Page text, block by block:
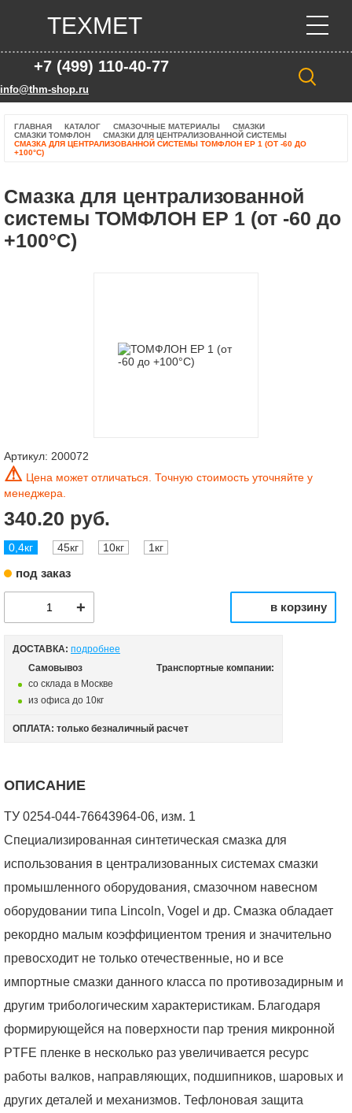
ТЕХМЕТ
+7 (499) 110-40-77
info@thm-shop.ru
ГЛАВНАЯ КАТАЛОГ СМАЗОЧНЫЕ МАТЕРИАЛЫ
СМАЗКИ
СМАЗКИ ТОМФЛОН
СМАЗКИ ДЛЯ ЦЕНТРАЛИЗОВАННОЙ СИСТЕМЫ
СМАЗКА ДЛЯ ЦЕНТРАЛИЗОВАННОЙ СИСТЕМЫ ТОМФЛОН EP 1 (ОТ -60 ДО
+100°C)
Смазка для централизованной
системы ТОМФЛОН EP 1 (от -60 до
+100°C)
Артикул: 200072
⚠ Цена может отличаться. Точную стоимость уточняйте у
менеджера.
340.20 руб.
0,4кг 45кг 10кг 1кг
под заказ
в корзину
ДОСТАВКА: подробнее
Самовывоз
со склада в Москве
из офиса до 10кг
Транспортные компании:
ОПЛАТА: только безналичный расчет
ОПИСАНИЕ
ТУ 0254-044-76643964-06, изм. 1
Специализированная синтетическая смазка для
использования в централизованных системах смазки
промышленного оборудования, смазочном навесном
оборудовании типа Lincoln, Vogel и др. Смазка обладает
рекордно малым коэффициентом трения и значительно
превосходит не только отечественные, но и все
импортные смазки данного класса по противозадирным и
другим трибологическим характеристикам. Благодаря
формирующейся на поверхности пар трения микронной
PTFE пленке в несколько раз увеличивается ресурс
работы валков, направляющих, подшипников, шаровых и
других деталей и механизмов. Тефлоновая защита